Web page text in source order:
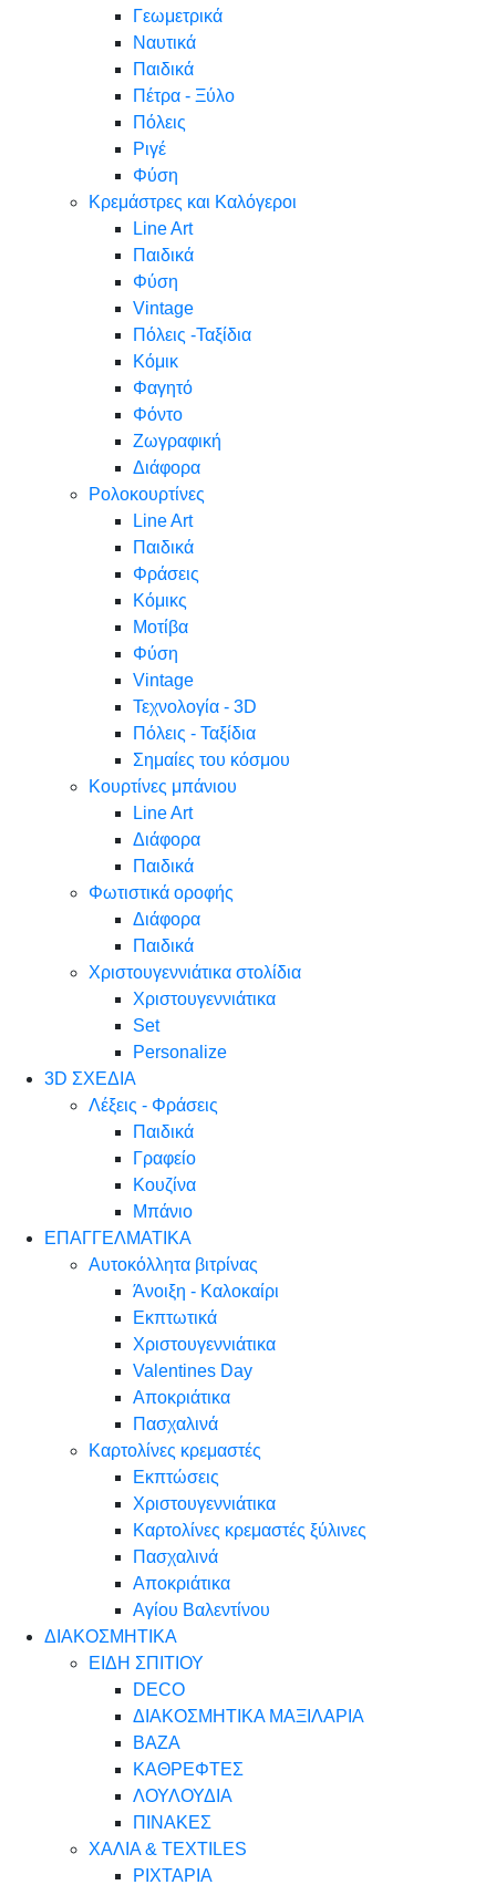
Γεωμετρικά
Ναυτικά
Παιδικά
Πέτρα - Ξύλο
Πόλεις
Ριγέ
Φύση
Κρεμάστρες και Καλόγεροι
Line Art
Παιδικά
Φύση
Vintage
Πόλεις -Ταξίδια
Κόμικ
Φαγητό
Φόντο
Ζωγραφική
Διάφορα
Ρολοκουρτίνες
Line Art
Παιδικά
Φράσεις
Κόμικς
Μοτίβα
Φύση
Vintage
Τεχνολογία - 3D
Πόλεις - Ταξίδια
Σημαίες του κόσμου
Κουρτίνες μπάνιου
Line Art
Διάφορα
Παιδικά
Φωτιστικά οροφής
Διάφορα
Παιδικά
Χριστουγεννιάτικα στολίδια
Χριστουγεννιάτικα
Set
Personalize
3D ΣΧΕΔΙΑ
Λέξεις - Φράσεις
Παιδικά
Γραφείο
Κουζίνα
Μπάνιο
ΕΠΑΓΓΕΛΜΑΤΙΚΑ
Αυτοκόλλητα βιτρίνας
Άνοιξη - Καλοκαίρι
Εκπτωτικά
Χριστουγεννιάτικα
Valentines Day
Αποκριάτικα
Πασχαλινά
Καρτολίνες κρεμαστές
Εκπτώσεις
Χριστουγεννιάτικα
Καρτολίνες κρεμαστές ξύλινες
Πασχαλινά
Αποκριάτικα
Αγίου Βαλεντίνου
ΔΙΑΚΟΣΜΗΤΙΚΑ
ΕΙΔΗ ΣΠΙΤΙΟΥ
DECO
ΔΙΑΚΟΣΜΗΤΙΚΑ ΜΑΞΙΛΑΡΙΑ
ΒΑΖΑ
ΚΑΘΡΕΦΤΕΣ
ΛΟΥΛΟΥΔΙΑ
ΠΙΝΑΚΕΣ
ΧΑΛΙΑ & TEXTILES
ΡΙΧΤΑΡΙΑ